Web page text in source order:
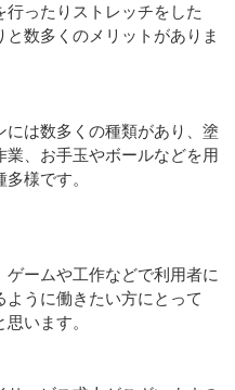
ったりストレッチをした
数多くのメリットがありま
は数多くの種類があり、塗
業、お手玉やボールなどを用
様です。
ームや工作などで利用者に
うに働きたい方にとって
います。